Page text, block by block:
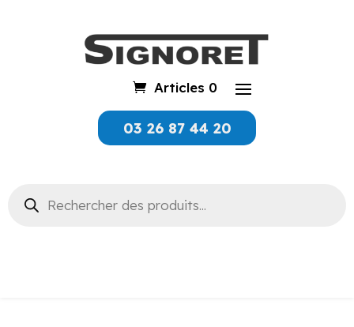
03 26 87 44 20
Articles 0
produits